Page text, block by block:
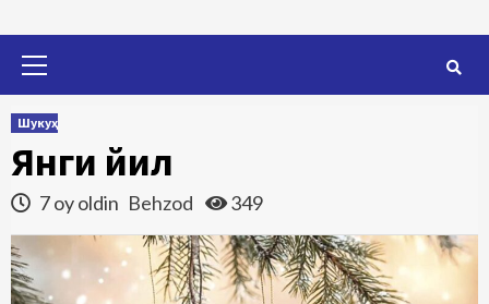
Шукуҳ
Янги йил
7 oy oldin Behzod 349